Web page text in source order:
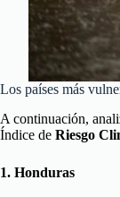
Los países más
A continuación,
Índice de Riesgo
1. Honduras